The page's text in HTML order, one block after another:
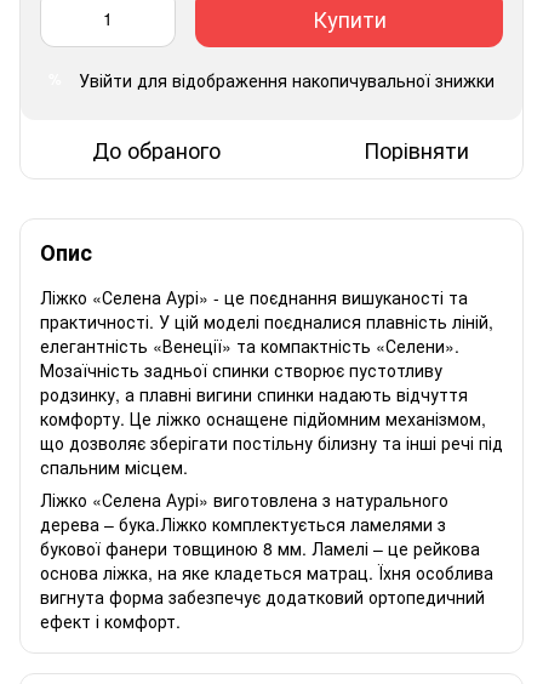
Купити
Увійти для відображення накопичувальної знижки
До обраного Порівняти
Опис
Ліжко «Селена Аурі» - це поєднання вишуканості та
практичності. У цій моделі поєдналися плавність ліній,
елегантність «Венеції» та компактність «Селени».
Мозаїчність задньої спинки створює пустотливу
родзинку, а плавні вигини спинки надають відчуття
комфорту. Це ліжко оснащене підйомним механізмом,
що дозволяє зберігати постільну білизну та інші речі під
спальним місцем.
Ліжко «Селена Аурі» виготовлена ​​з натурального
дерева – бука.Ліжко комплектується ламелями з
букової фанери товщиною 8 мм. Ламелі – це рейкова
основа ліжка, на яке кладеться матрац. Їхня особлива
вигнута форма забезпечує додатковий ортопедичний
ефект і комфорт.